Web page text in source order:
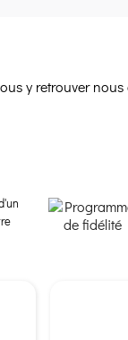
y retrouver